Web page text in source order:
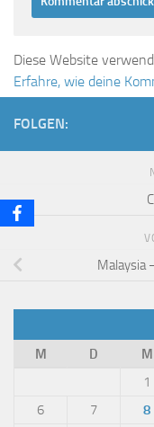
Diese Website
Erfahre, wie deine
FOLGEN:
Malaysia
M
D M
1
6
7 8